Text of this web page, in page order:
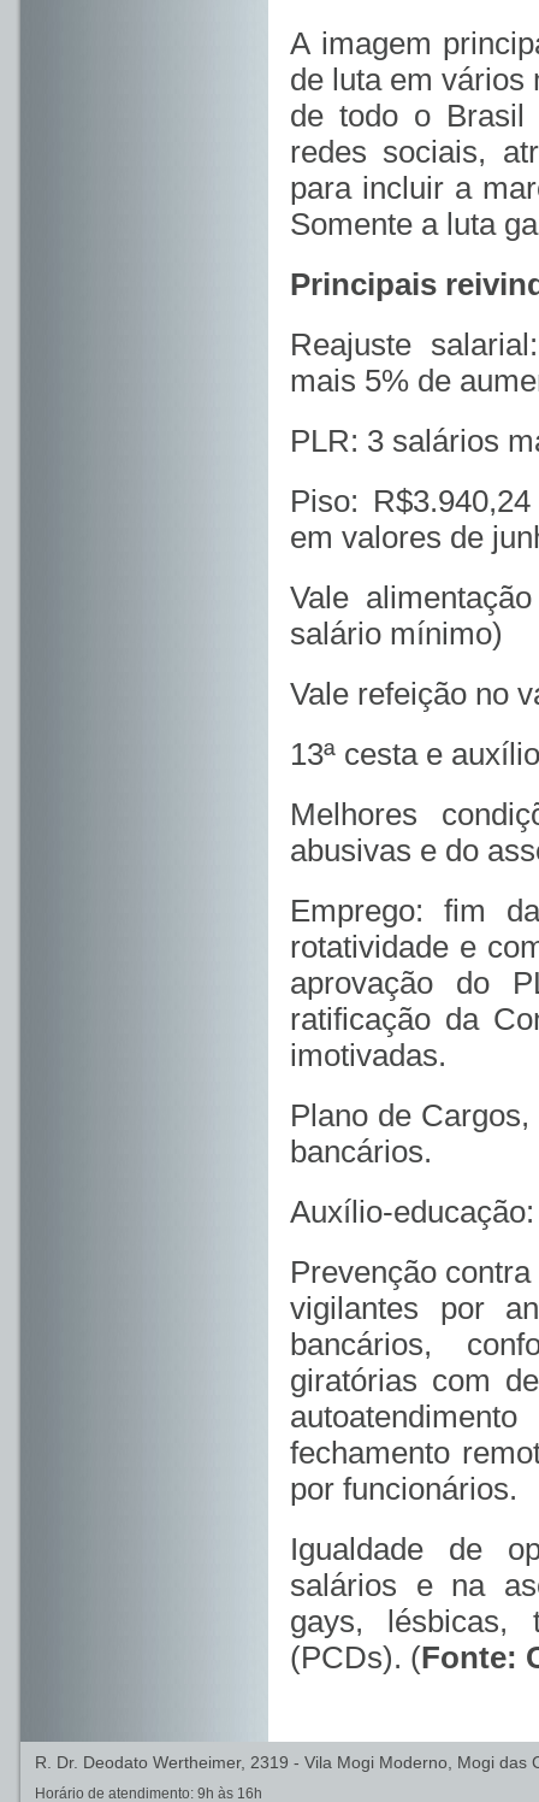
A imagem
de luta em vários
de todo o Brasil
redes sociais,
para incluir a
Somente a luta
Principais
Reajuste
mais 5% de
PLR: 3 salários
Piso:
em valores de
Vale
salário mínimo)
Vale refeição no
13ª cesta e
Melhores
abusivas e do
Emprego: fim
rotatividade e
aprovação do
ratificação da
imotivadas.
Plano de
bancários.
Auxílio-
Prevenção
vigilantes por
bancários,
giratórias com
fechamento
por funcionários.
Igualdade de
salários e na
gays, lésbicas,
(PCDs). (Fonte:
R. Dr. Deodato Wertheimer, 2319 - Vila Mogi Moderno, Mogi das
Horário de atendimento: 9h às 16h